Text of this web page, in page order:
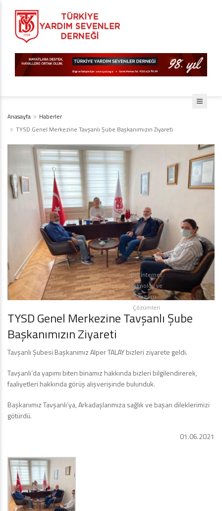
Anasayfa
Haberler
TYSD Genel Merkezine Tavşanlı Şube Başkanımızın Ziyareti
TYSD Genel Merkezine Tavşanlı Şube
Başkanımızın Ziyareti
Tavşanlı Şubesi Başkanımız Alper TALAY bizleri ziyarete geldi.
Tavşanlı’da yapımı biten binamız hakkında bizleri bilgilendirerek,
faaliyetleri hakkında görüş alışverişinde bulunduk.
Başkanımız Tavşanlı’ya, Arkadaşlarımıza sağlık ve başarı dileklerimizi
götürdü.
01.06.2021
Diji İnternet
Teknoloji ve
Yazılım
Çözümleri